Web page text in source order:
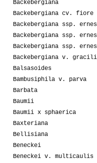
Backebergiana
Backebergiana cv. fiore
Backebergiana ssp.
Backebergiana ssp.
Backebergiana ssp.
Backebergiana v.
Balsasoides
Bambusiphila v. parva
Barbata
Baumii
Baumii x sphaerica
Baxteriana
Bellisiana
Beneckei
Beneckei v. multicaulis